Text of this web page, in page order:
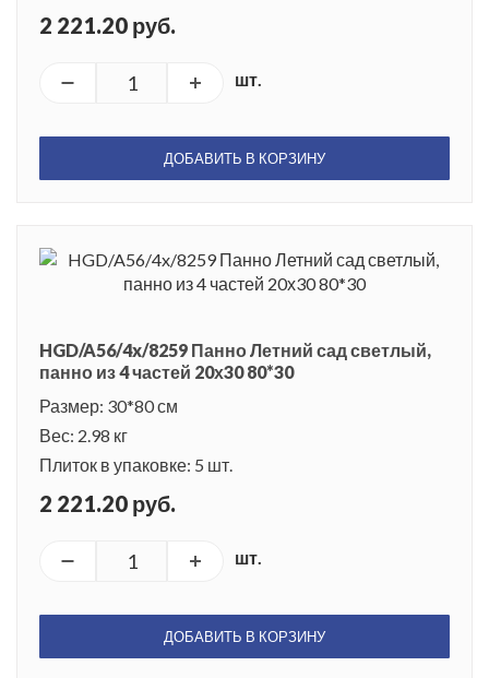
2 221.20 руб.
шт.
ДОБАВИТЬ В КОРЗИНУ
HGD/A56/4x/8259 Панно Летний сад светлый,
панно из 4 частей 20х30 80*30
Размер: 30*80 см
Вес: 2.98 кг
Плиток в упаковке: 5 шт.
2 221.20 руб.
шт.
ДОБАВИТЬ В КОРЗИНУ